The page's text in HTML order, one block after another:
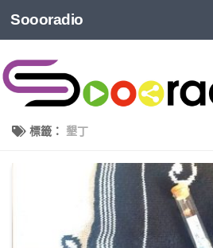
Soooradio
標籤： 墾丁